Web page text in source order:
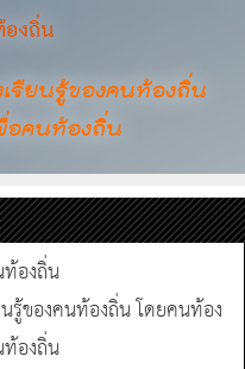
องถิ่น
รียนรู้ของคนท้องถิ่น
อคนท้องถิ่น
ท้องถิ่น
รู้ของคนท้องถิ่น โดยคนท้อง
องถิ่น